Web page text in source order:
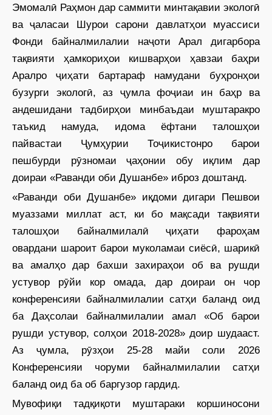
Эмомалӣ Раҳмон дар саммити минтақавии экологӣ
ва ҷаласаи Шурои сарони давлатҳои муассиси
Фонди байналмилалии наҷоти Арал дигарбора
тақвияти ҳамкориҳои кишварҳои ҳавзаи баҳри
Аралро ҷиҳати бартараф намудани буҳронҳои
бузурги экологӣ, аз ҷумла фоҷиаи ин баҳр ва
андешидани тадбирҳои минбаъдаи муштаракро
таъкид намуда, идома ёфтани талошҳои
пайвастаи Ҷумҳурии Тоҷикистонро барои
пешбурди рӯзномаи ҷаҳонии обу иқлим дар
доираи «Раванди оби Душанбе» иброз доштанд.
«Раванди оби Душанбе» иқдоми дигари Пешвои
муаззами миллат аст, ки бо мақсади тақвияти
талошҳои байналмилалӣ ҷиҳати фароҳам
овардани шароит барои муколамаи сиёсӣ, шарикӣ
ва амалҳо дар бахши захираҳои об ва рушди
устувор рӯйи кор омада, дар доираи он чор
конференсияи байналмилалии сатҳи баланд оид
ба Даҳсолаи байналмилалии амал «Об барои
рушди устувор, солҳои 2018-2028» доир шудааст.
Аз ҷумла, рӯзҳои 25-28 майи соли 2026
Конференсияи чоруми байналмилалии сатҳи
баланд оид ба об баргузор гардид.
Мувофиқи тадқиқоти муштараки коршиносони